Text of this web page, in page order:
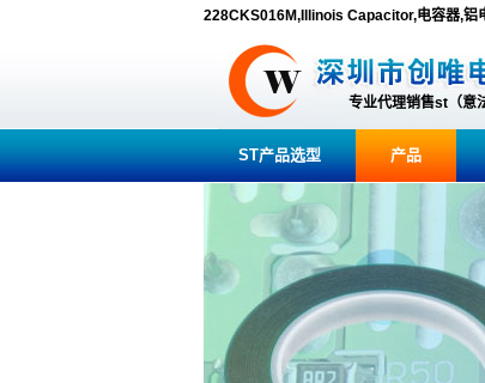
228CKS016M,Illinois Capacitor,电容器,铝
专业代理销售st（意
ST产品选型 产品